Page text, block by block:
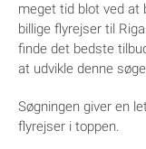
meget tid blot ved at
billige flyrejser til
finde det bedste
at udvikle denne
Søgningen giver en
flyrejser i toppen.